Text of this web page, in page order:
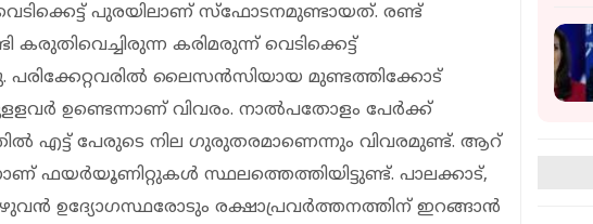
പുരയിലാണ് സ്‌ഫോടനമുണ്ടായത്. രണ്ട്
കരുതിവെച്ചിരുന്ന കരിമരുന്ന് വെടിക്കെട്ട്
പരിക്കേറ്റവരില്‍ ലൈസന്‍സിയായ മുണ്ടത്തിക്കോട്
ഉണ്ടെന്നാണ് വിവരം. നാൽപതോളം പേർക്ക്
എട്ട് പേരുടെ നില ഗുരുതരമാണെന്നും വിവരമുണ്ട്. ആറ്
ഫയർയൂണിറ്റുകൾ സ്ഥലത്തെത്തിയിട്ടുണ്ട്. പാലക്കാട്,
ഉദ്യോഗസ്ഥരോടും രക്ഷാപ്രവർത്തനത്തിന് ഇറങ്ങാൻ